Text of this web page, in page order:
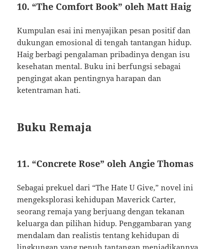
10. “The Comfort Book” oleh Matt Haig
Kumpulan esai ini menyajikan pesan positif dan
dukungan emosional di tengah tantangan hidup.
Haig berbagi pengalaman pribadinya dengan isu
kesehatan mental. Buku ini berfungsi sebagai
pengingat akan pentingnya harapan dan
ketentraman hati.
Buku Remaja
11. “Concrete Rose” oleh Angie Thomas
Sebagai prekuel dari “The Hate U Give,” novel ini
mengeksplorasi kehidupan Maverick Carter,
seorang remaja yang berjuang dengan tekanan
keluarga dan pilihan hidup. Penggambaran yang
mendalam dan realistis tentang kehidupan di
lingkungan yang penuh tantangan menjadikannya